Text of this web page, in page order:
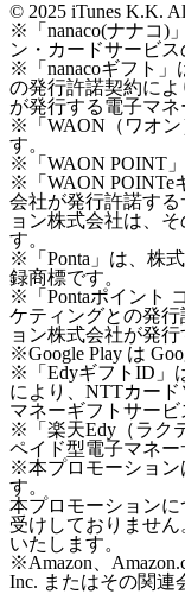
© 2025 iTunes K.K.
※「nanaco(ナナコ)
ン・カードサービス
※「nanacoギフト」
の発行許諾契約に
が発行する電子マネ
※「WAON（ワオ
す。
※「WAON POINT
※「WAON POINTe
会社が発行許諾す
ョン株式会社は、
す。
※「Ponta」は、株
録商標です。
※「Pontaポイント
ケティングとの発
ョン株式会社が発行
※Google Play は
※「EdyギフトID」
により、NTTカー
マネーギフトサービ
※「楽天Edy（ラク
ペイド型電子マネー
※本プロモーション
す。
本プロモーションに
受けしておりません
いたします。
※Amazon、
Inc. またはその関連